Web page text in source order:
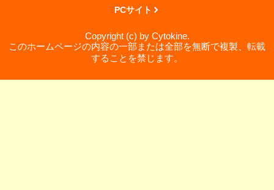
PCサイト
Copyright (c) by Cytokine.
このホームページの内容の一部または全部を無断で複製、転載
することを禁じます。